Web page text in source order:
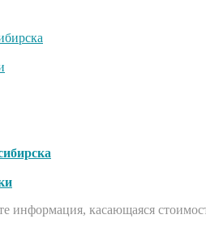
информация, касающаяся